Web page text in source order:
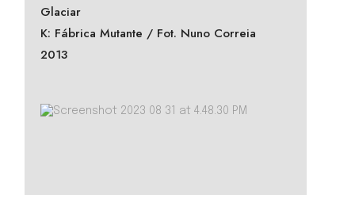
Glaciar
K: Fábrica Mutante / Fot. Nuno Correia
2013